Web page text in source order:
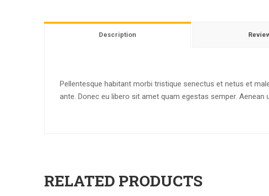
Description
Pellentesque habitant morbi tristique senectus et netus et
ante. Donec eu libero sit amet quam egestas semper.
RELATED PRODUCTS